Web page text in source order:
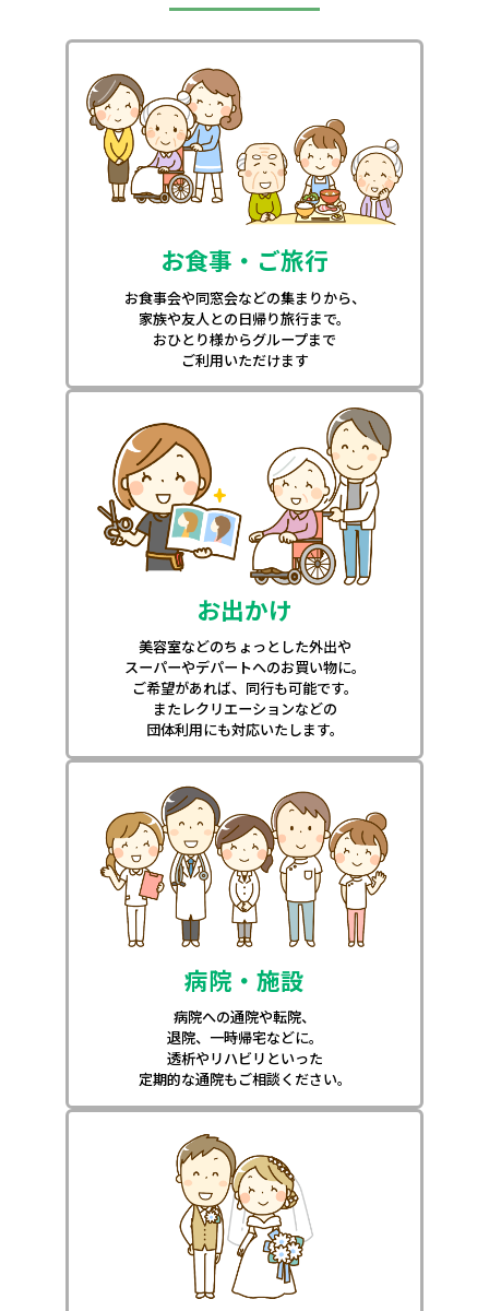
お食事・ご旅行
お食事会や同窓会などの集まりから、
家族や友人との日帰り旅行まで。
おひとり様からグループまで
ご利用いただけます
お出かけ
美容室などのちょっとした外出や
スーパーやデパートへのお買い物に。
ご希望があれば、同行も可能です。
またレクリエーションなどの
団体利用にも対応いたします。
病院・施設
病院への通院や転院、
退院、一時帰宅などに。
透析やリハビリといった
定期的な通院もご相談ください。